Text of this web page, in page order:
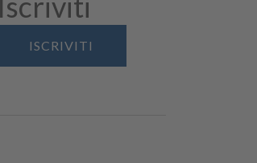
ISCRIVITI